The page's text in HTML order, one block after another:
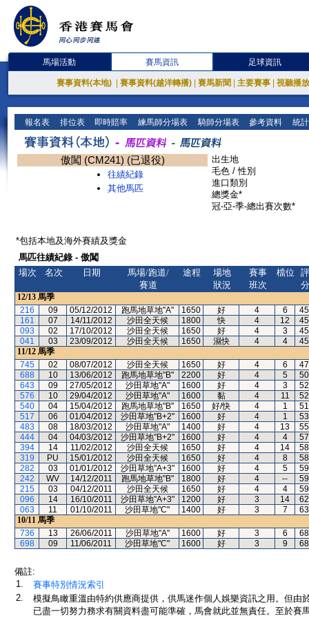
馬場活動 賽馬資訊 足球資訊
賽事資料(本地) 賽事資料(越洋轉播) 賽馬新聞 主要賽事 視聽播
報名表 排位表 即時賠率 練馬師分場表 騎師分場表 參考資料 統
傲闖 (CM241) (已退役)
往績紀錄
其他馬匹
出生地
毛色 / 性別
進口類別
總獎金*
冠-亞-季-總出賽次數*
*包括本地及海外賽績及獎金
馬匹往績紀錄 - 傲闖
場次
名次 日期
馬場/跑道/
賽道
途程
場地
狀況
賽事
班次
檔位
評
分
12/13 馬季
216
09 05/12/2012 跑馬地草地"A" 1650 好 4 6
45
161
07 14/11/2012 沙田全天候 1800 快 4 12
45
093
02 17/10/2012 沙田全天候 1650 好 4 3
45
041
03 23/09/2012 沙田全天候 1650 濕快 4 4
45
11/12 馬季
745
02 08/07/2012 沙田全天候 1650 好 4 6
47
688
10 13/06/2012 跑馬地草地"B" 2200 好 4 5
50
643
09 27/05/2012 沙田草地"A" 1600 好 4 3
52
576
10 29/04/2012 沙田草地"A" 1600 黏 4 11
52
540
04 15/04/2012 跑馬地草地"B" 1650 好/快 4 1
51
517
06 01/04/2012 沙田草地"B+2" 1600 好 4 1
53
483
08 18/03/2012 沙田草地"A" 1400 好 4 13
55
444
04 04/03/2012 沙田草地"B+2" 1600 好 4 4
57
394
14 11/02/2012 沙田全天候 1650 好 4 14
58
319
PU 15/01/2012 沙田全天候 1650 好 4 8
58
282
03 01/01/2012 沙田草地"A+3" 1600 好 4 5
59
242
WV 14/12/2011 跑馬地草地"B" 1800 好 4 --
59
215
03 04/12/2011 沙田全天候 1650 好 4 4
59
096
14 16/10/2011 沙田草地"A+3" 1200 好 3 14
62
063
11 01/10/2011 沙田草地"C" 1400 好 3 7
63
10/11 馬季
736
13 26/06/2011 沙田草地"A" 1600 好 3 6
68
698
09 11/06/2011 沙田草地"C" 1600 好 3 9 68
備註:
1.
賽事特別情況索引
2.
模擬鳥瞰重溫由特約供應商提供，供馬迷作個人娛樂資訊之用。但
已盡一切努力務求有關資料盡可能準確，馬會就此並無責任。至於賽